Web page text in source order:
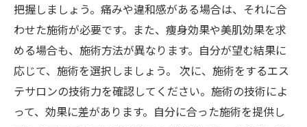
把握しましょう。痛みや違和感がある場合は、それに合
わせた施術が必要です。また、痩身効果や美肌効果を求
める場合も、施術方法が異なります。自分が望む結果に
応じて、施術を選択しましょう。 次に、施術をするエス
テサロンの技術力を確認してください。施術の技術によ
って、効果に差があります。自分に合った施術を提供し